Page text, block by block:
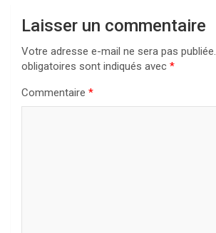
Laisser un commentaire
Votre adresse e-mail ne sera pas publiée.
obligatoires sont indiqués avec *
Commentaire *